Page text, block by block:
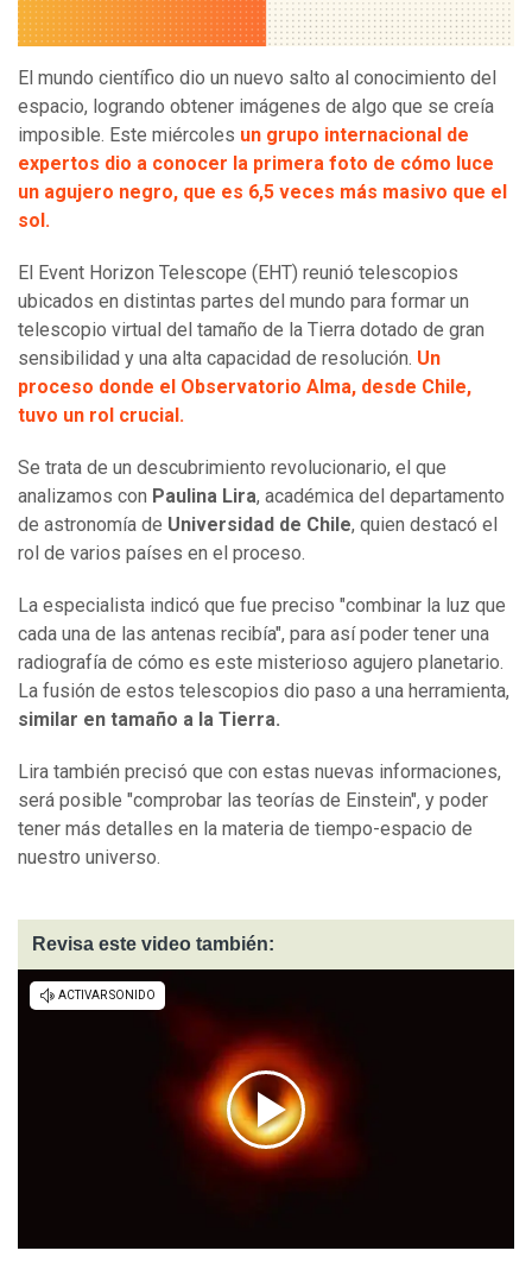
El mundo científico dio un nuevo salto al conocimiento del
espacio, logrando obtener imágenes de algo que se creía
imposible. Este miércoles un grupo internacional de
expertos dio a conocer la primera foto de cómo luce
un agujero negro, que es 6,5 veces más masivo que el
sol.
El Event Horizon Telescope (EHT) reunió telescopios
ubicados en distintas partes del mundo para formar un
telescopio virtual del tamaño de la Tierra dotado de gran
sensibilidad y una alta capacidad de resolución. Un
proceso donde el Observatorio Alma, desde Chile,
tuvo un rol crucial.
Se trata de un descubrimiento revolucionario, el que
analizamos con Paulina Lira, académica del departamento
de astronomía de Universidad de Chile, quien destacó el
rol de varios países en el proceso.
La especialista indicó que fue preciso "combinar la luz que
cada una de las antenas recibía", para así poder tener una
radiografía de cómo es este misterioso agujero planetario.
La fusión de estos telescopios dio paso a una herramienta,
similar en tamaño a la Tierra.
Lira también precisó que con estas nuevas informaciones,
será posible "comprobar las teorías de Einstein", y poder
tener más detalles en la materia de tiempo-espacio de
nuestro universo.
Revisa este video también: